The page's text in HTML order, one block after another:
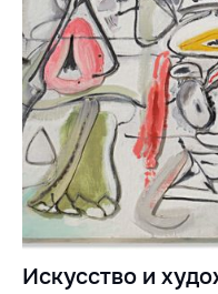
Искусство и